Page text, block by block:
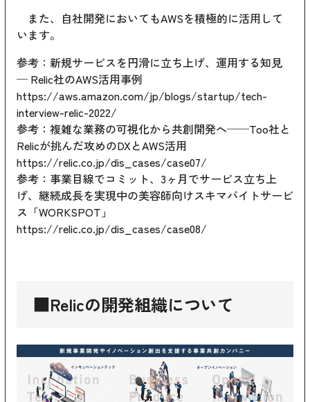
また、自社開発においてもAWSを積極的に活用して
います。
参考：新規サービスを円滑に立ち上げ、運用する知見
─ Relic社のAWS活用事例
https://aws.amazon.com/jp/blogs/startup/tech-
interview-relic-2022/
参考：複雑な業務の可視化から共創開発へ──Too社と
Relicが挑んだ攻めのDXとAWS活用
https://relic.co.jp/dis_cases/case07/
参考：事業目線でコミット、3ヶ月でサービス立ち上
げ、継続成長を実現中の美容師向けスキマバイトサービ
ス「WORKSPOT」
https://relic.co.jp/dis_cases/case08/
■Relicの開発組織について